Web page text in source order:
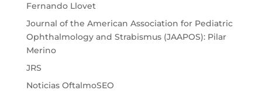
Fernando Llovet
Journal of the American Association for Pediatric
Ophthalmology and Strabismus (JAAPOS): Pilar
Merino
JRS
Noticias OftalmoSEO